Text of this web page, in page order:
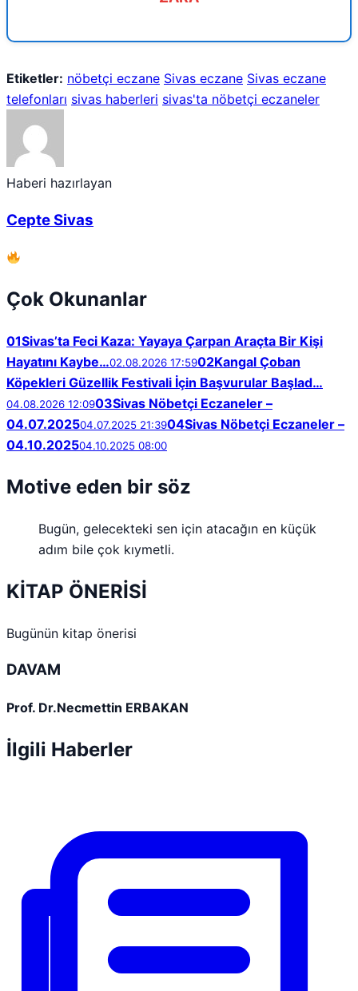
Etiketler: nöbetçi eczane Sivas eczane Sivas eczane
telefonları sivas haberleri sivas'ta nöbetçi eczaneler
Haberi hazırlayan
Cepte Sivas
Çok Okunanlar
01Sivas’ta Feci Kaza: Yayaya Çarpan Araçta Bir Kişi
Hayatını Kaybe…02.08.2026 17:5902Kangal Çoban
Köpekleri Güzellik Festivali İçin Başvurular Başlad…
04.08.2026 12:0903Sivas Nöbetçi Eczaneler –
04.07.202504.07.2025 21:3904Sivas Nöbetçi Eczaneler –
04.10.202504.10.2025 08:00
Motive eden bir söz
Bugün, gelecekteki sen için atacağın en küçük
adım bile çok kıymetli.
KİTAP ÖNERİSİ
Bugünün kitap önerisi
DAVAM
Prof. Dr.Necmettin ERBAKAN
İlgili Haberler